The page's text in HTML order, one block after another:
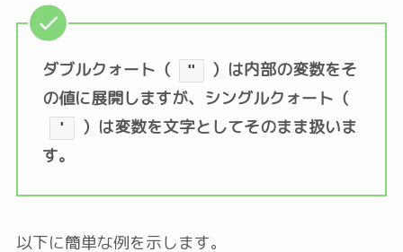
ダブルクォート（ "
）は内部の変数をそ
の値に展開しますが、シングルクォート（
'
）は変数を文字としてそのまま扱いま
す。
以下に簡単な例を示します。